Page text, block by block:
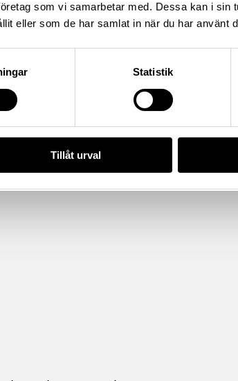
som vi samarbetar med. Dessa kan i sin
eller som de har samlat in när du har använt
Statistik
Tillåt urval